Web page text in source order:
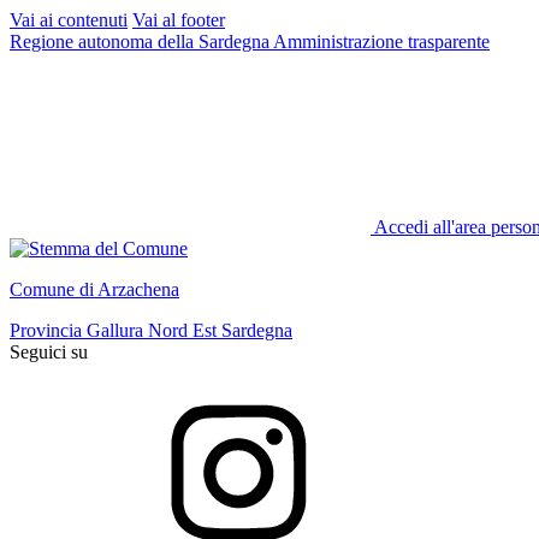
Vai ai contenuti Vai al footer
Regione autonoma della Sardegna Amministrazione trasparente
Accedi all'area
Comune di Arzachena
Provincia Gallura Nord Est Sardegna
Seguici su